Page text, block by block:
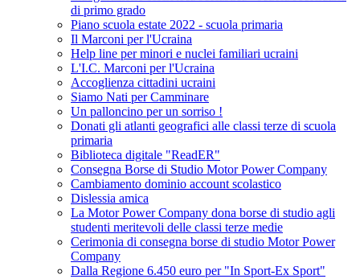
di primo grado
Piano scuola estate 2022 - scuola primaria
Il Marconi per l'Ucraina
Help line per minori e nuclei familiari ucraini
L'I.C. Marconi per l'Ucraina
Accoglienza cittadini ucraini
Siamo Nati per Camminare
Un palloncino per un sorriso !
Donati gli atlanti geografici alle classi terze di scuola
primaria
Biblioteca digitale "ReadER"
Consegna Borse di Studio Motor Power Company
Cambiamento dominio account scolastico
Dislessia amica
La Motor Power Company dona borse di studio agli
studenti meritevoli delle classi terze medie
Cerimonia di consegna borse di studio Motor Power
Company
Dalla Regione 6.450 euro per "In Sport-Ex Sport"